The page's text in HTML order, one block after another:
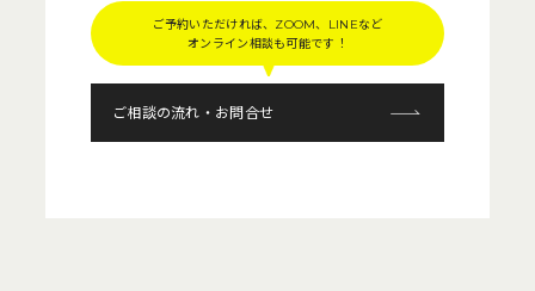
ご予約いただければ、ZOOM、LINEなど
オンライン相談も可能です！
ご相談の流れ・お問合せ